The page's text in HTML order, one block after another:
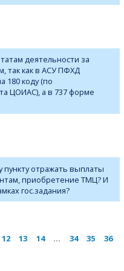
деятельности за
так как в АСУ ПФХД
180 коду (по
ЦОИАС), а в 737 форме
пункту отражать выплаты
приобретение ТМЦ? И
гос.задания?
12 13 14 … 34 35
36